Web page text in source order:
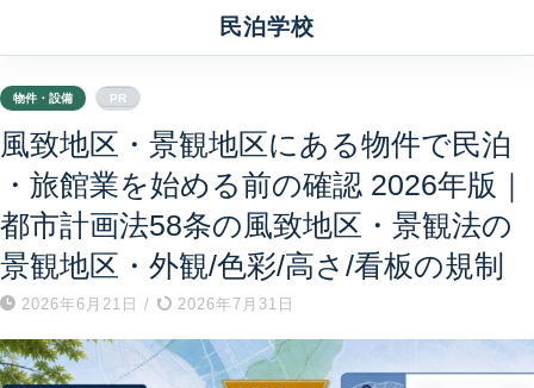
民泊学校
物件・設備 PR
風致地区・景観地区にある物件で民泊
・旅館業を始める前の確認 2026年版｜
都市計画法58条の風致地区・景観法の
景観地区・外観/色彩/高さ/看板の規制
2026年6月21日 / 2026年7月31日